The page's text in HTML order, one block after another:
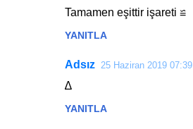
Tamamen eşittir işareti ≌
YANITLA
Adsız 25 Haziran 2019 07:39
∆
YANITLA